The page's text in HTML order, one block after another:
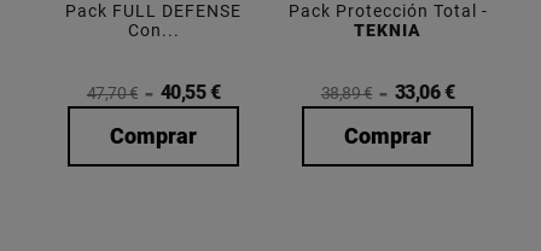
Pack FULL DEFENSE
Con...
47,70 € 40,55 €
Comprar
Pack Protección Total -
TEKNIA
38,89 € 33,06 €
Comprar